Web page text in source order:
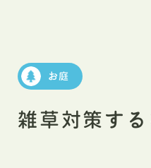
お庭
雑草対策す